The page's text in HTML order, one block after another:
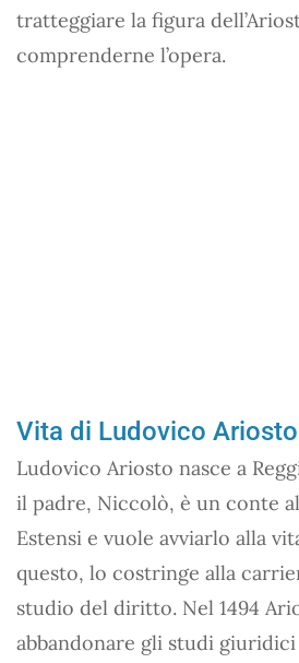
tratteggiare la figura
comprenderne l’opera.
Vita di Ludovico Ariosto
Ludovico Ariosto nasce a
il padre, Niccolò, è un conte
Estensi e vuole avviarlo alla
questo, lo costringe alla
studio del diritto. Nel 1494
abbandonare gli studi